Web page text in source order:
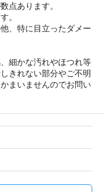
点あります。
。
、特に目立ったダメー
細かな汚れやほつれ等
きれない部分やご不明
まいませんのでお問い